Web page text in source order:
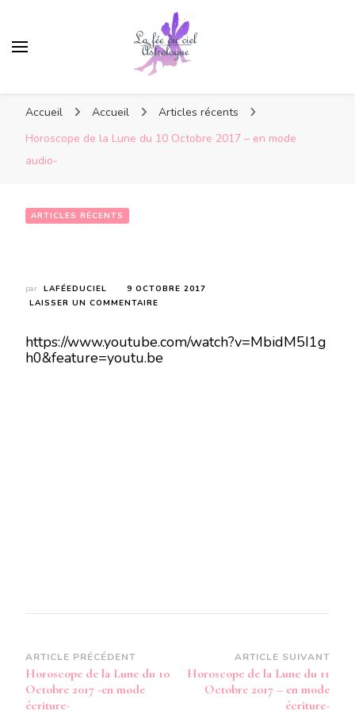
Accueil Accueil
Articles récents
Horoscope de la Lune du 10 Octobre 2017 – en mode
audio-
ARTICLES RÉCENTS
par LAFÉEDUCIEL
9 OCTOBRE 2017
LAISSER UN COMMENTAIRE
LA
LUNE
https://www.youtube.com/watch?v=MbidM5I1g
h0&feature=youtu.be
Navigation
d’article
ARTICLE PRÉCÉDENT
Horoscope de la Lune du 10
Octobre 2017 -en mode
écriture-
ARTICLE SUIVANT
Horoscope de la Lune du 11
Octobre 2017 – en mode
écriture-